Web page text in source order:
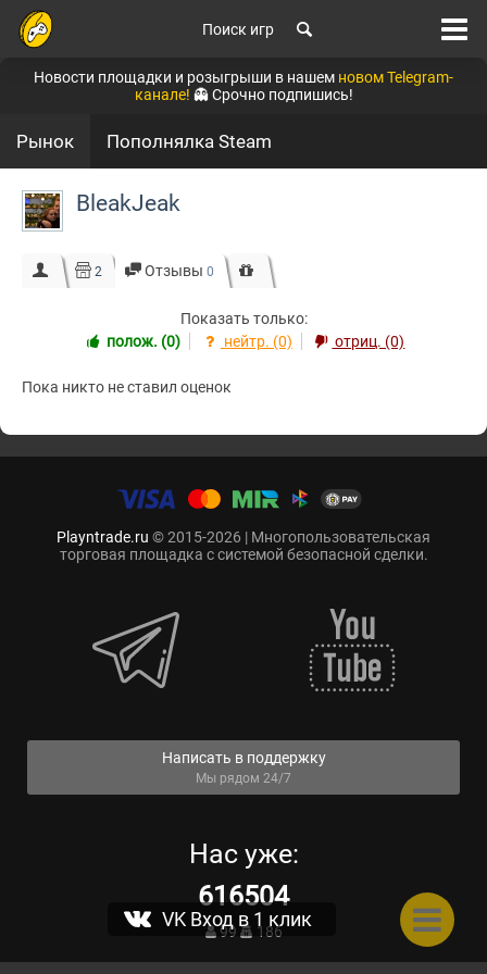
Поиск игр
Новости площадки и розыгрыши в нашем новом Telegram-
канале! 👻 Срочно подпишись!
Рынок Пополнялка Steam
BleakJeak
2 Отзывы 0
Показать только:
полож. (0)
нейтр. (0) отриц. (0)
Пока никто не ставил оценок
Playntrade.ru © 2015-2026 | Многопользовательская
торговая площадка с системой безопасной сделки.
Написать в поддержку
Мы рядом 24/7
Нас уже:
616504
99 186
VK Вход в 1 клик